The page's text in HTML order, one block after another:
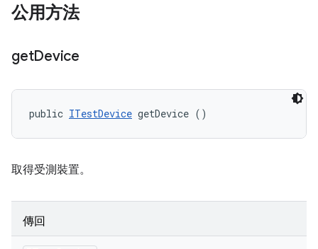
公用方法
getDevice
public ITestDevice getDevice ()
取得受測裝置。
傳回